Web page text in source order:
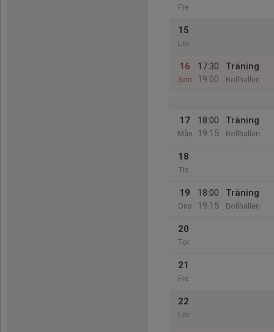
Fre
15
Lör
16
Sön
17:30
19:00
Träning
Bollhallen
17
Mån
18:00
19:15
Träning
Bollhallen
18
Tis
19
Ons
18:00
19:15
Träning
Bollhallen
20
Tor
21
Fre
22
Lör